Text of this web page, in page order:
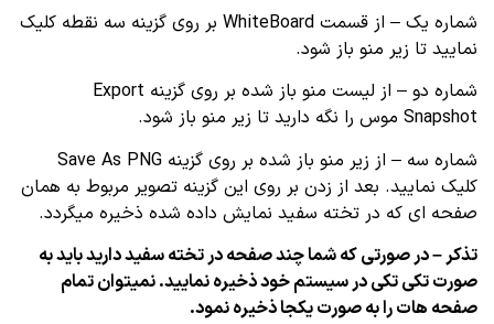
شماره یک – از قسمت WhiteBoard بر روی گزینه سه نقطه کلیک
نمایید تا زیر منو باز شود.
شماره دو – از لیست منو باز شده بر روی گزینه Export
Snapshot موس را نگه دارید تا زیر منو باز شود.
شماره سه – از زیر منو باز شده بر روی گزینه Save As PNG
کلیک نمایید. بعد از زدن بر روی این گزینه تصویر مربوط به همان
صفحه ای که در تخته سفید نمایش داده شده ذخیره میگردد.
تذکر – در صورتی که شما چند صفحه در تخته سفید دارید باید به
صورت تکی تکی در سیستم خود ذخیره نمایید. نمیتوان تمام
صفحه هات را به صورت یکجا ذخیره نمود.